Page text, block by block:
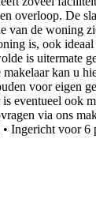
overloop. De
van de woning
is, ook
is uitermate
kan u
voor eigen
eventueel ook
via ons
Ingericht voor 6